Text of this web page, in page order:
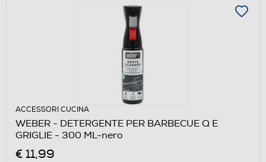
ACCESSORI CUCINA
WEBER - DETERGENTE PER BARBECUE Q E
GRIGLIE - 300 ML-nero
€ 11,99